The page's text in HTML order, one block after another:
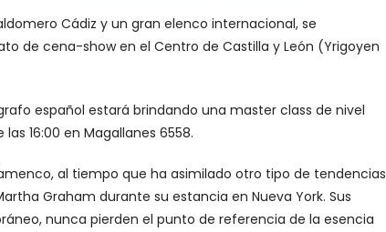
Cádiz y un gran elenco internacional, se
de cena-show en el Centro de Castilla y León (Yrigoyen
español estará brindando una master class de nivel
16:00 en Magallanes 6558.
al tiempo que ha asimilado otro tipo de tendencias
Graham durante su estancia en Nueva York. Sus
nunca pierden el punto de referencia de la esencia